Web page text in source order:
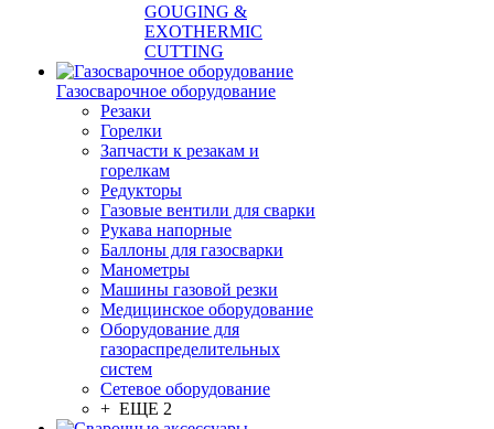
GOUGING &
EXOTHERMIC
CUTTING
Газосварочное оборудование
Резаки
Горелки
Запчасти к резакам и
горелкам
Редукторы
Газовые вентили для сварки
Рукава напорные
Баллоны для газосварки
Манометры
Машины газовой резки
Медицинское оборудование
Оборудование для
газораспределительных
систем
Сетевое оборудование
+ ЕЩЕ 2